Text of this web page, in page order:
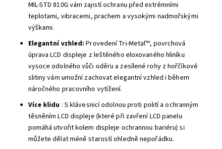
MIL-STD 810G vám zajistí ochranu před extrémními
teplotami, vibracemi, prachem a vysokými nadmořskými
výškami.
Elegantní vzhled: Provedení Tri-Metal™, povrchová
úprava LCD displeje z leštěného eloxovaného hliníku
vysoce odolného vůči oděru a zesílené rohy z hořčíkové
slitiny vám umožní zachovat elegantní vzhled i během
náročného pracovního vytížení.
Více klidu : S klávesnicí odolnou proti polití a ochranným
těsněním LCD displeje (které při zavření LCD panelu
pomáhá utvořit kolem displeje ochrannou bariéru) si
můžete dělat méně starostí ohledně nepořádku.